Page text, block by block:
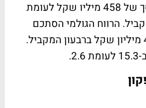
הכנסות החברה הסתכמו לסך של 458 מיליו שקל לעומת
הרווח הגולמי הסתכם
ל-63 מיליון שקל לעומת 43 מיליון שקל ברבעון המקביל.